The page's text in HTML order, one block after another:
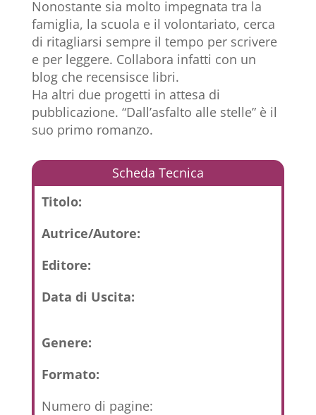
Nonostante sia molto impegnata tra la
famiglia, la scuola e il volontariato, cerca
di ritagliarsi sempre il tempo per scrivere
e per leggere. Collabora infatti con un
blog che recensisce libri.
Ha altri due progetti in attesa di
pubblicazione. “Dall’asfalto alle stelle” è il
suo primo romanzo.
Scheda Tecnica
Titolo:
Autrice/Autore:
Editore:
Data di Uscita:
Genere:
Formato:
Numero di pagine: